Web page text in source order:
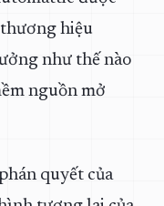
hiệu
như thế nào
nguồn mở
quyết của